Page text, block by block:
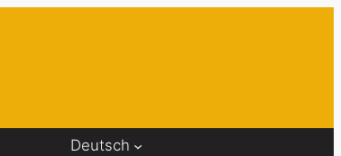
Deutsch